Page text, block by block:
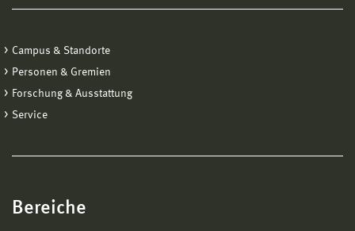
Campus & Standorte
Personen & Gremien
Forschung & Ausstattung
Service
Bereiche